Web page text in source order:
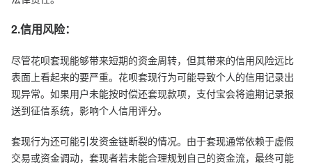
2.信用风险：
尽管花呗套现能够带来短期的资金周转，但其带来的信用风险远比
表面上看起来的要严重。花呗套现行为可能导致个人的信用记录出
现异常。如果用户未能按时偿还套现款项，支付宝会将逾期记录报
送到征信系统，影响个人信用评分。
套现行为还可能引发资金链断裂的情况。由于套现通常依赖于虚假
交易或资金调动，套现者若未能合理规划自己的资金流，最终可能